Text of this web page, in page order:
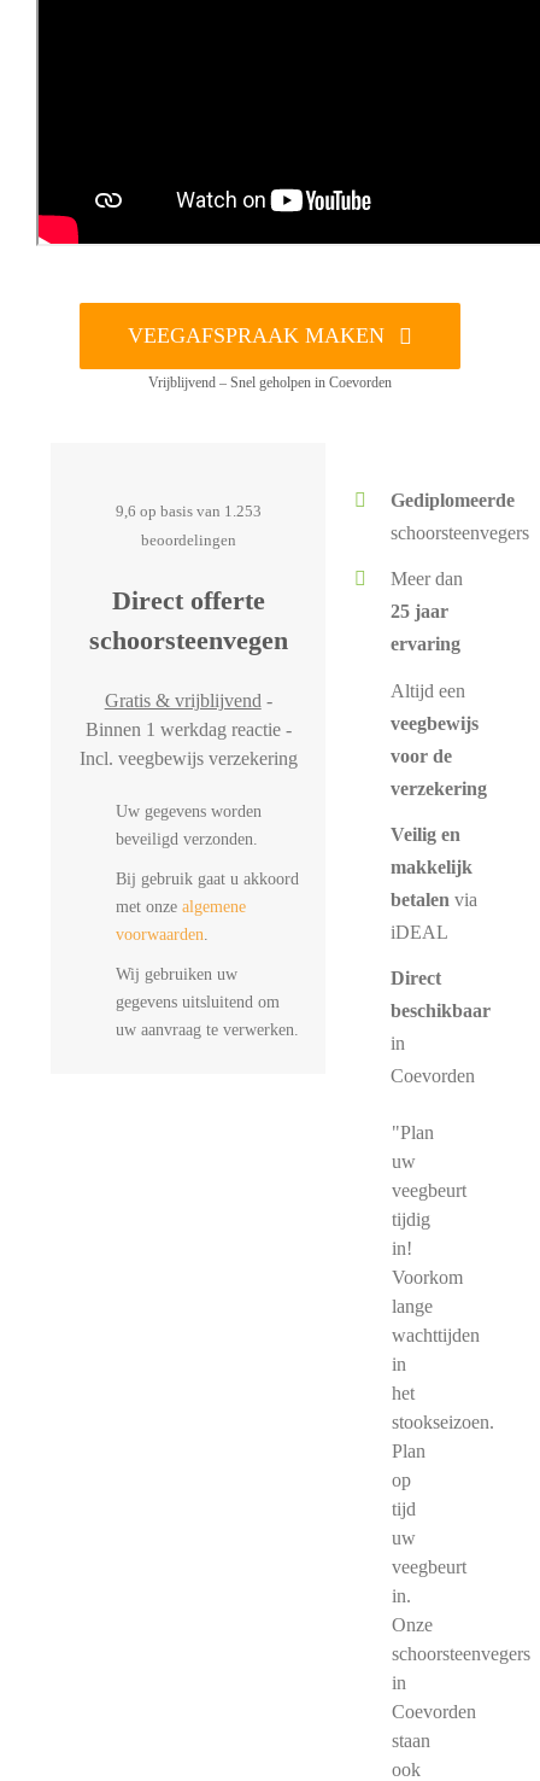
VEEGAFSPRAAK MAKEN
Vrijblijvend – Snel geholpen in Coevorden
9,6 op basis van 1.253
beoordelingen
Direct offerte
schoorsteenvegen
Gratis & vrijblijvend -
Binnen 1 werkdag reactie -
Incl. veegbewijs verzekering
Uw gegevens worden
beveiligd verzonden.
Bij gebruik gaat u akkoord
met onze algemene
voorwaarden.
Wij gebruiken uw
gegevens uitsluitend om
uw aanvraag te verwerken.
Gediplomeerde
schoorsteenvegers
Meer dan
25 jaar
ervaring
Altijd een
veegbewijs
voor de
verzekering
Veilig en
makkelijk
betalen via
iDEAL
Direct
beschikbaar
in
Coevorden
"Plan
uw
veegbeurt
tijdig
in!
Voorkom
lange
wachttijden
in
het
stookseizoen.
Plan
op
tijd
uw
veegbeurt
in.
Onze
schoorsteenvegers
in
Coevorden
staan
ook